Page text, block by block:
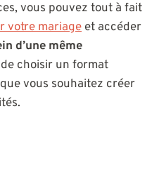
vous pouvez tout à fait
votre mariage et accéder
d’une même
de choisir un format
vous souhaitez créer